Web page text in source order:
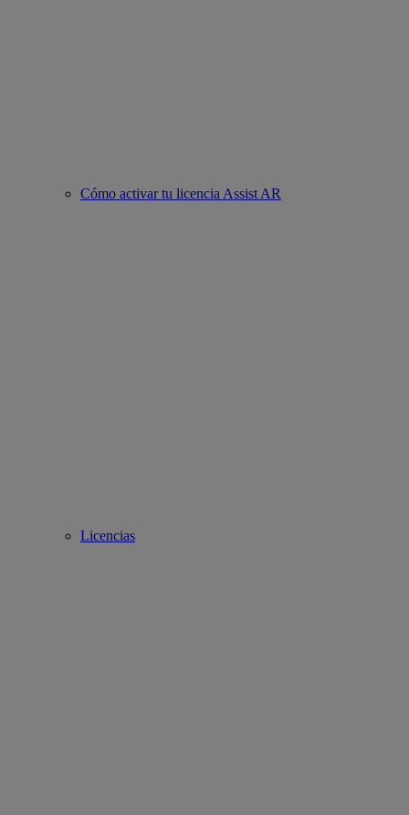
Cómo activar tu licencia Assist AR
Licencias